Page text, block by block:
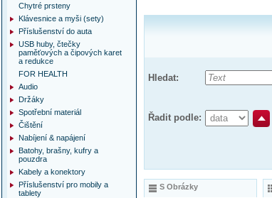
Hledat:
Řadit podle:
S Obrázky
Chytré prsteny
Klávesnice a myši (sety)
Příslušenství do auta
USB huby, čtečky
paměťových a čipových karet
a redukce
FOR HEALTH
Audio
Držáky
Spotřební materiál
Čištění
Nabíjení & napájení
Batohy, brašny, kufry a
pouzdra
Kabely a konektory
Příslušenství pro mobily a
tablety